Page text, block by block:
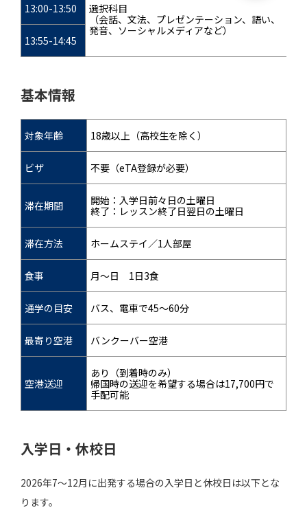
13:00-13:50
選択科目
（会話、文法、プレゼンテーション、語い、
発音、ソーシャルメディアなど）
13:55-14:45
基本情報
対象年齢 18歳以上（高校生を除く）
ビザ 不要（eTA登録が必要）
滞在期間
開始：入学日前々日の土曜日
終了：レッスン終了日翌日の土曜日
滞在方法 ホームステイ／1人部屋
食事 月～日 1日3食
通学の目安 バス、電車で45～60分
最寄り空港 バンクーバー空港
空港送迎
あり（到着時のみ）
帰国時の送迎を希望する場合は17,700円で
手配可能
入学日・休校日
2026年7～12月に出発する場合の入学日と休校日は以下とな
ります。